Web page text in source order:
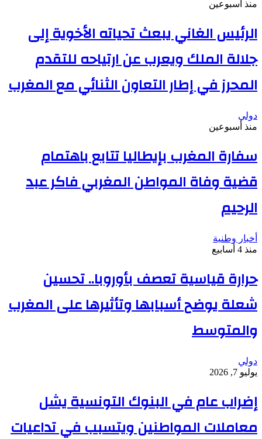
منذ أسبوعين
الرئيس الغاني يبعث تحياته الأخوية إلى
جلالة الملك ويعرب عن ارتياحه للتقدم
المحرز في إطار التعاون الثنائي مع المغرب
دولي
منذ أسبوعين
سفارة المغرب بإيطاليا تتابع باهتمام
قضية وفاة المواطن المغربي فاكر عبد
الرحيم
أخبار وطنية
منذ 4 أسابيع
حرارة قياسية تعصف بأوروبا.. تحسين
شعلة يوضح أسبابها وتأثيرها على المغرب
والمتوسط
دولي
يوليو 7, 2026
إضراب عام في البنوك التونسية يشل
معاملات المواطنين ويتسبب في تداعيات